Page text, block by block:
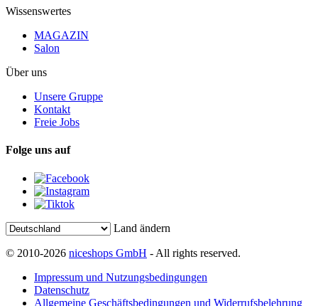
Wissenswertes
MAGAZIN
Salon
Über uns
Unsere Gruppe
Kontakt
Freie Jobs
Folge uns auf
Land ändern
© 2010-2026 niceshops GmbH - All rights reserved.
Impressum und Nutzungsbedingungen
Datenschutz
Allgemeine Geschäftsbedingungen und Widerrufsbelehrung